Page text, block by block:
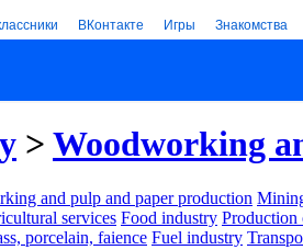
ВКонтакте Игры Знакомства
> Woodworking
and pulp and paper production
services Food industry Production
porcelain, faience Fuel industry